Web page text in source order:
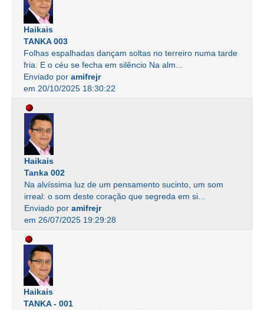
Haikais
TANKA 003
Folhas espalhadas dançam soltas no terreiro numa tarde
fria. E o céu se fecha em silêncio Na alm...
Enviado por amifrejr
em 20/10/2025 18:30:22
Haikais
Tanka 002
Na alvíssima luz de um pensamento sucinto, um som
irreal: o som deste coração que segreda em si...
Enviado por amifrejr
em 26/07/2025 19:29:28
Haikais
TANKA - 001